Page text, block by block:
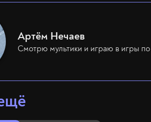
Артём Нечаев
Смотрю мультики и играю в игры